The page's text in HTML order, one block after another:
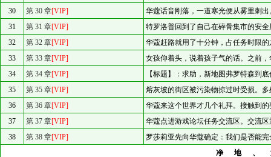
30
第 30 章[VIP]
华蔻话音刚落，一道寒光便从雾里刺
31
第 31 章[VIP]
特罗洛普回到了自己在碎骨集市的安
32
第 32 章[VIP]
华蔻赶路就用了十分钟，占任务时限
33
第 33 章[VIP]
女孩仰着头，说着孩子气的话。之前
34
第 34 章[VIP]
【标题】：求助，新地图弗罗特森到
35
第 35 章[VIP]
熔灰坡的街区被污染物掠过时受损。
36
第 36 章[VIP]
华蔻来这个世界才几个礼拜。接触到
37
第 37 章[VIP]
华蔻点进游戏论坛任务交流区。交流
38
第 38 章[VIP]
罗莎莉亚先向华蔻确定：我们是否能
净地